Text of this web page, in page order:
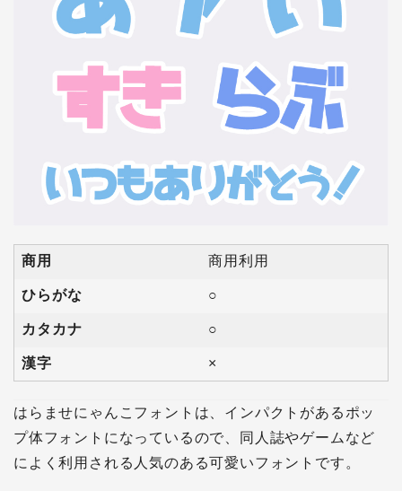
商用 商用利用
ひらがな ○
カタカナ ○
漢字 ×
はらませにゃんこフォントは、インパクトがあるポッ
プ体フォントになっているので、同人誌やゲームなど
によく利用される人気のある可愛いフォントです。